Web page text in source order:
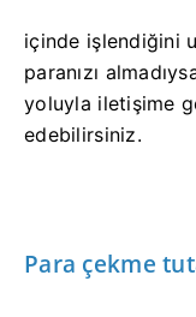
içinde işlendiğini
paranızı
yoluyla iletişime
edebilirsiniz.
Para çekme